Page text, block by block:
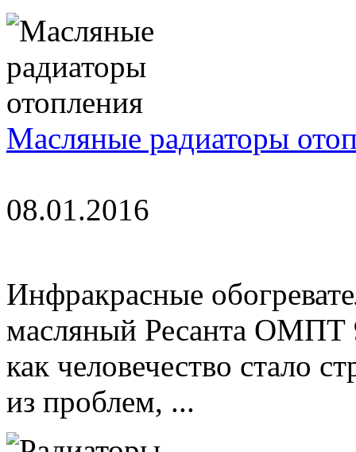
Масляные радиаторы
08.01.2016
Инфракрасные
масляный Ресанта ОМПТ
как человечество стало
из проблем, ...